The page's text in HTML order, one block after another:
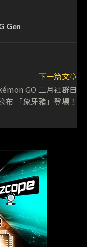
Gen
下一篇文章
GO 二月社群日
布 「象牙豬」登場！